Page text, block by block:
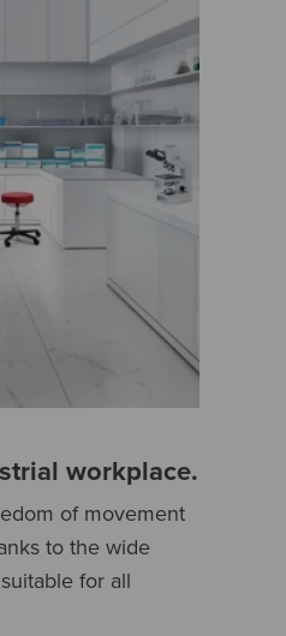
workplace.
of movement
to the wide
for all